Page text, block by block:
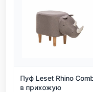
Пуф Leset Rhino
в прихожую